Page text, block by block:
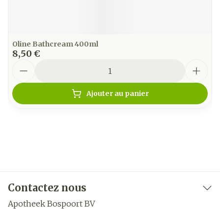
Oline Bathcream 400ml
8,50 €
Ajouter au panier
Contactez nous
Apotheek Bospoort BV